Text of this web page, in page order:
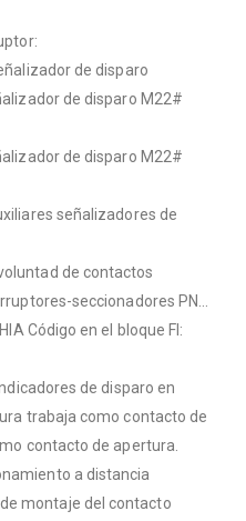
de disparo
de disparo M22#
de disparo M22#
señalizadores de
de contactos
seccionadores PN…
Código en el bloque FI:
de disparo en
trabaja como contacto de
contacto de apertura.
a distancia
montaje del contacto